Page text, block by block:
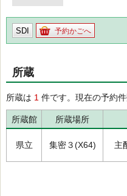
SDI 予約かごへ
所蔵
所蔵は 1 件です。現在の予約
所蔵館 所蔵場所
県立 集密３(X64) 主